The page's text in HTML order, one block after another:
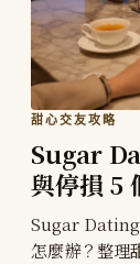
甜心交友攻略
Sugar
與停損 5
Sugar Dating
怎麼辦？整理